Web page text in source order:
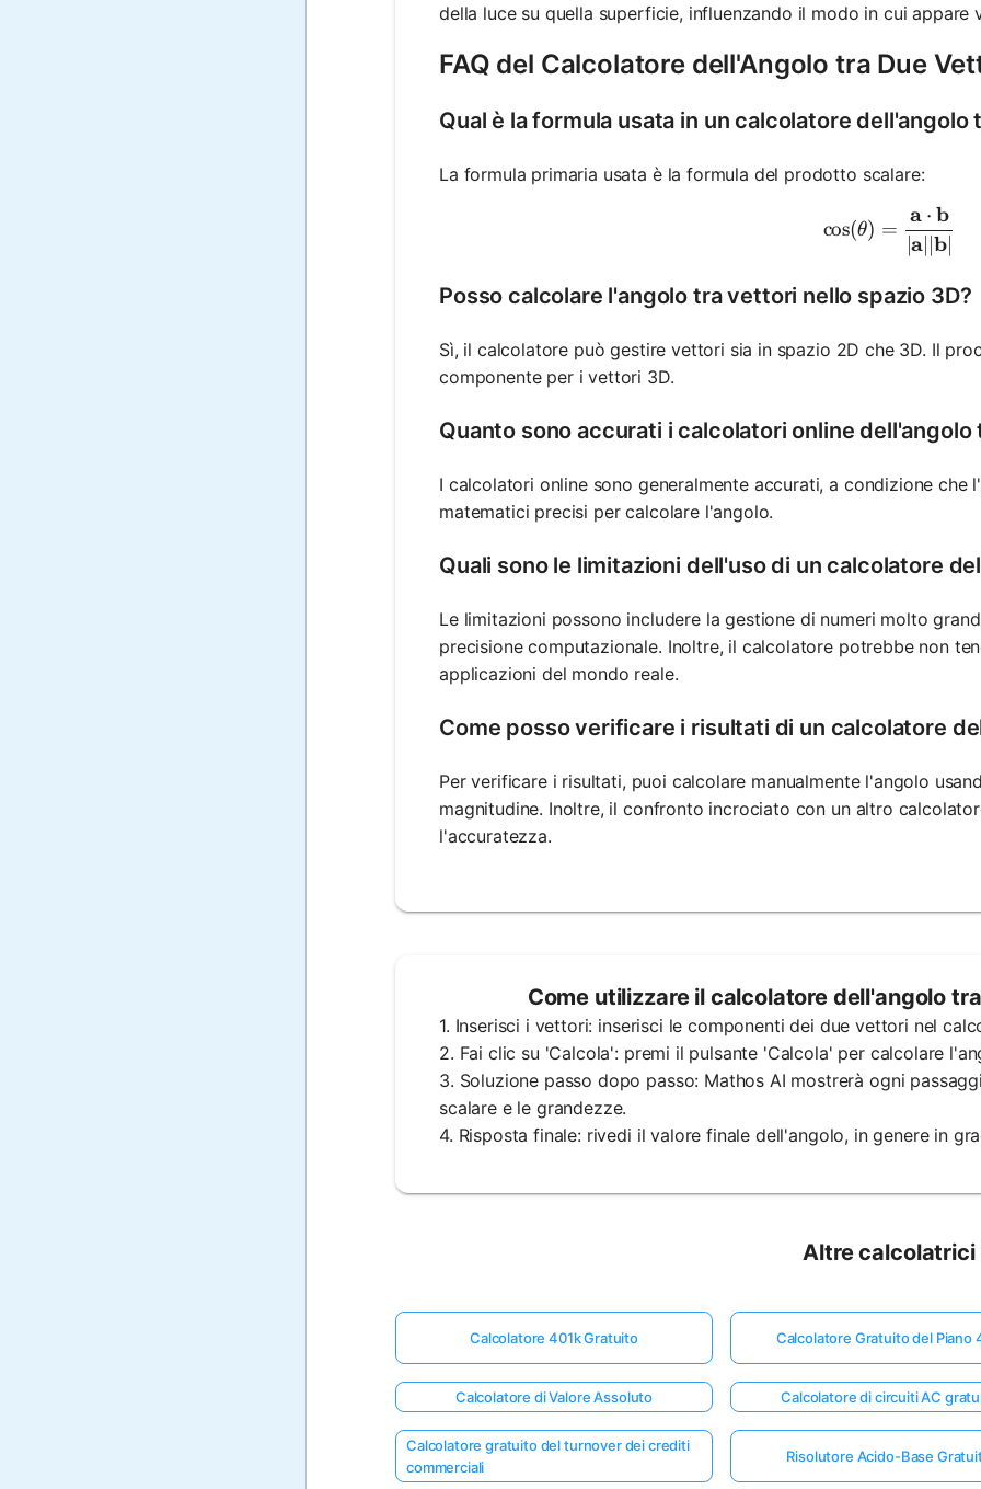
della luce su quella superficie, influenzando il modo in cui appare
FAQ del Calcolatore dell'Angolo tra Due
Qual è la formula usata in un calcolatore
La formula primaria usata è la formula del prodotto scalare:
cos(θ) =
∣a b∣
a ⋅ b
Posso calcolare l'angolo tra vettori nello spazio 3D?
Sì, il calcolatore può gestire vettori sia in spazio 2D che 3D. Il
componente per i vettori 3D.
Quanto sono accurati i calcolatori online
I calcolatori online sono generalmente accurati, a condizione
matematici precisi per calcolare l'angolo.
Quali sono le limitazioni dell'uso di un calcolatore
Le limitazioni possono includere la gestione di numeri molto
precisione computazionale. Inoltre, il calcolatore potrebbe non
applicazioni del mondo reale.
Come posso verificare i risultati di un calcolatore
Per verificare i risultati, puoi calcolare manualmente l'angolo
magnitudine. Inoltre, il confronto incrociato con un altro
l'accuratezza.
Come utilizzare il calcolatore dell'angolo
1. Inserisci i vettori: inserisci le componenti dei due vettori nel
2. Fai clic su 'Calcola': premi il pulsante 'Calcola' per calcolare
3. Soluzione passo dopo passo: Mathos AI mostrerà ogni
scalare e le grandezze.
4. Risposta finale: rivedi il valore finale dell'angolo, in genere in
Altre calcolatrici
Calcolatore 401k Gratuito Calcolatore Gratuito del Piano
Calcolatore di Valore Assoluto Calcolatore di circuiti AC
Calcolatore gratuito del turnover dei crediti
commerciali
Risolutore Acido-Base